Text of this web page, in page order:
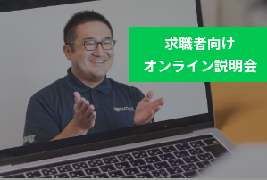
求職者向け
オンライン説明会